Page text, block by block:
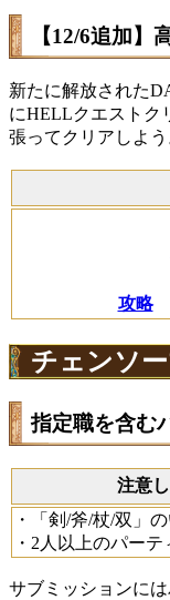
【12/6追加】
新たに解放された
にHELLクエストク
張ってクリアしよう
攻略
チェンソ
指定職を含む
注意
・「剣/斧/杖/双」
・2人以上のパー
サブミッションに